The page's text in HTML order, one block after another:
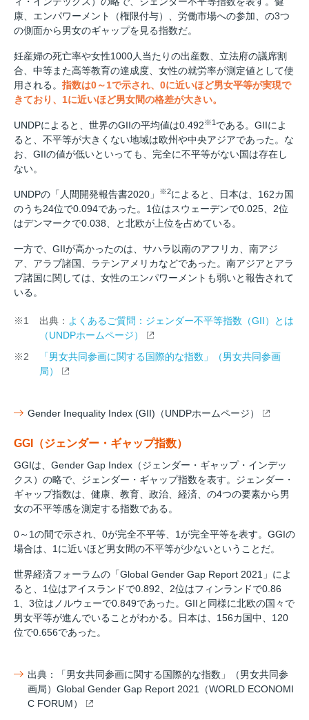
康、エンパワーメント（権限付与）、労働市場への参加、の3つ
の側面から男女のギャップを見る指数だ。
妊産婦の死亡率や女性1000人当たりの出産数、立法府の議席割
合、中等また高等教育の達成度、女性の就労率が測定値として使
用される。 指数は0～1で示され、0に近いほど男女平等が実現で
きており、1に近いほど男女間の格差が大きい。
UNDPによると、世界のGIIの平均値は0.492※1 である。GIIによ
ると、不平等が大きくない地域は欧州や中央アジアであった。な
お、GIIの値が低いといっても、完全に不平等がない国は存在し
ない。
UNDPの「人間開発報告書2020」 ※2によると、日本は、162カ国
のうち24位で0.094であった。1位はスウェーデンで0.025、2位
はデンマークで0.038、と北欧が上位を占めている。
一方で、GIIが高かったのは、サハラ以南のアフリカ、南アジ
ア、アラブ諸国、ラテンアメリカなどであった。南アジアとアラ
ブ諸国に関しては、女性のエンパワーメントも弱いと報告されて
いる。
※1 出典： よくあるご質問：ジェンダー不平等指数（GII）とは
（UNDPホームページ）
※2
「男女共同参画に関する国際的な指数」（男女共同参画
局）
Gender Inequality Index (GII)（UNDPホームページ）
GGI（ジェンダー・ギャップ指数）
GGIは、Gender Gap Index（ジェンダー・ギャップ・インデッ
クス）の略で、ジェンダー・ギャップ指数を表す。ジェンダー・
ギャップ指数は、健康、教育、政治、経済、の4つの要素から男
女の不平等感を測定する指数である。
0～1の間で示され、0が完全不平等、1が完全平等を表す。GGIの
場合は、1に近いほど男女間の不平等が少ないということだ。
世界経済フォーラムの「Global Gender Gap Report 2021」によ
ると、1位はアイスランドで0.892、2位はフィンランドで0.86
1、3位はノルウェーで0.849であった。GIIと同様に北欧の国々で
男女平等が進んでいることがわかる。日本は、156カ国中、120
位で0.656であった。
出典：「男女共同参画に関する国際的な指数」（男女共同参
画局）Global Gender Gap Report 2021（WORLD ECONOMI
C FORUM）